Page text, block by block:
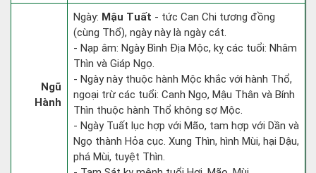
Ngũ
Hành
Ngày: Mậu Tuất - tức Can Chi tương đồng
(cùng Thổ), ngày này là ngày cát.
- Nạp âm: Ngày Bình Địa Mộc, kỵ các tuổi: Nhâm
Thìn và Giáp Ngọ.
- Ngày này thuộc hành Mộc khắc với hành Thổ,
ngoại trừ các tuổi: Canh Ngọ, Mậu Thân và Bính
Thìn thuộc hành Thổ không sợ Mộc.
- Ngày Tuất lục hợp với Mão, tam hợp với Dần và
Ngọ thành Hỏa cục. Xung Thìn, hình Mùi, hại Dậu,
phá Mùi, tuyệt Thìn.